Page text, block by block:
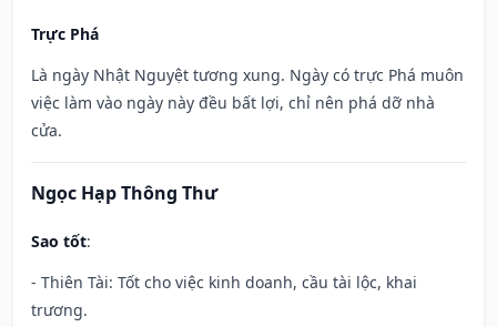
Trực Phá
Là ngày Nhật Nguyệt tương xung. Ngày có trực Phá muôn
việc làm vào ngày này đều bất lợi, chỉ nên phá dỡ nhà
cửa.
Ngọc Hạp Thông Thư
Sao tốt:
- Thiên Tài: Tốt cho việc kinh doanh, cầu tài lộc, khai
trương.